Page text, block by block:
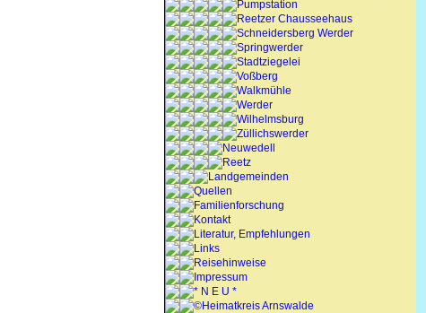
Pumpstation
Reetzer Chausseehaus
Schneidersberg Werder
Springwerder
Stadtziegelei
Voßberg
Walkmühle
Werder
Wilhelmsburg
Züllichswerder
Neuwedell
Reetz
Landgemeinden
Quellen
Familienforschung
Kontakt
Literatur, Empfehlungen
Links
Reisehinweise
Impressum
* N E U *
©Heimatkreis Arnswalde